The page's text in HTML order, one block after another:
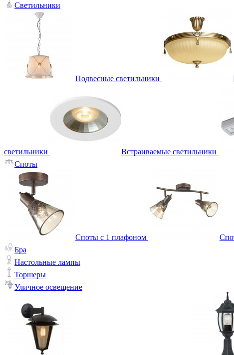
Светильники
Подвесные светильники
светильники Встраиваемые светильники
Споты
Споты с 1 плафоном
Бра
Настольные лампы
Торшеры
Уличное освещение